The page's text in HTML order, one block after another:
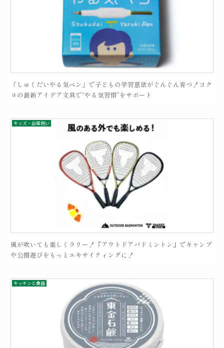
「しゅくだいやる気ペン」で子どもの学習意欲がぐんぐん育つ！コク
ヨの最新アイデア文具で“やる気習慣”をサポート
キッズ・出産祝い
風が吹いても楽しくラリー！『アウトドアバドミントン』でキャンプ
や公園遊びをもっとエキサイティングに！
キッチンと食器